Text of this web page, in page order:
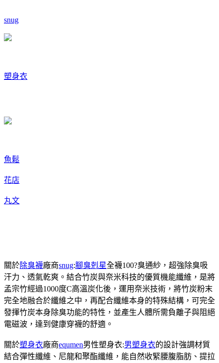
snug
塑身衣
魚鬆
花店
丸文
關於除臭襪廠商snug:腳臭剋星全襪100?臭通紗，超強除臭吸
汗力、透氣乾爽。結合竹炭與奈米科技的優質機能纖維，是將
孟宗竹經過1000度C高溫炭化後，運用奈米技術，將竹炭粉末
完全地融合於纖維之中，再配合纖維本身的特殊結構，可完全
發揮竹炭本身除臭功能的特性，並產生人體所需負離子與阻絕
電磁波，達到健康穿襪的舒適。
關於塑身衣廠商equmen男性塑身衣:男塑身衣的設計強調材質
結合彈性纖維、尼龍和聚酯纖維，能自然收緊腰腹脂肪、提拉